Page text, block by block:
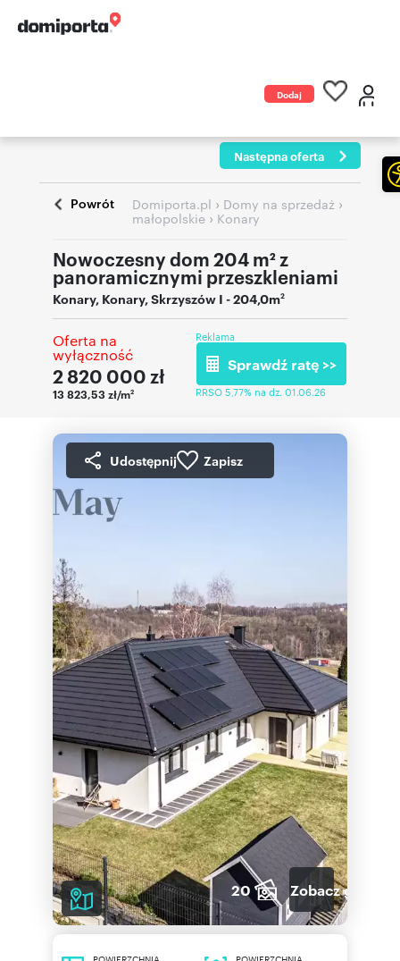
Dodaj
Następna oferta
Powrót Domiporta.pl › Domy na sprzedaż ›
małopolskie › Konary
Nowoczesny dom 204 m² z
panoramicznymi przeszkleniami
Konary, Konary,Skrzyszów I - 204,0m2
Oferta na
wyłączność
2 820 000 zł
13 823,53 zł/m2
Reklama
Sprawdź ratę >>
RRSO 5,77% na dz. 01.06.26
Udostępnij Zapisz
20 Zobacz galerię